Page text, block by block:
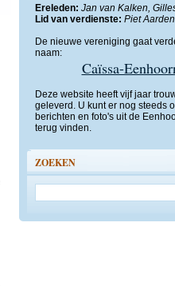
Ereleden: Jan van Kalken,
Lid van verdienste: Piet
De nieuwe vereniging gaat
naam:
Caïssa-
Deze website heeft vijf jaar
geleverd. U kunt er nog steeds
berichten en foto's uit de
terug vinden.
ZOEKEN